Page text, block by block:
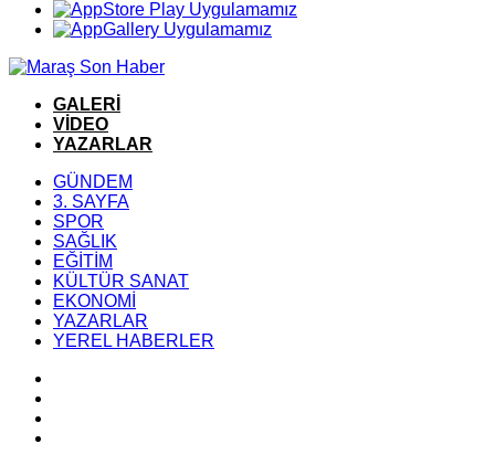
GALERİ
VİDEO
YAZARLAR
GÜNDEM
3. SAYFA
SPOR
SAĞLIK
EĞİTİM
KÜLTÜR SANAT
EKONOMİ
YAZARLAR
YEREL HABERLER